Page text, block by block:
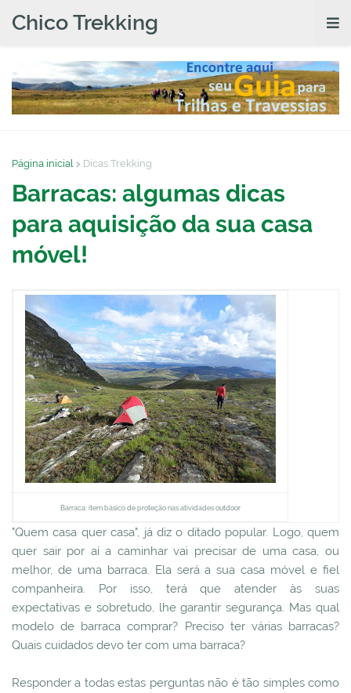
Chico Trekking
Página inicial Dicas Trekking
Barracas: algumas dicas
para aquisição da sua casa
móvel!
Barraca: item básico de proteção nas atividades outdoor
"Quem casa quer casa", já diz o ditado popular. Logo, quem
quer sair por aí a caminhar vai precisar de uma casa, ou
melhor, de uma barraca. Ela será a sua casa móvel e fiel
companheira. Por isso, terá que atender às suas
expectativas e sobretudo, lhe garantir segurança. Mas qual
modelo de barraca comprar? Preciso ter várias barracas?
Quais cuidados devo ter com uma barraca?
Responder a todas estas perguntas não é tão simples como